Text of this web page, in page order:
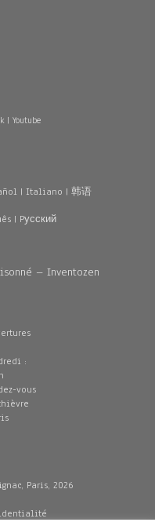
| Youtube
| Italiano | 韩语
| Pусский
– Inventozen
:
vous
Paris, 2026